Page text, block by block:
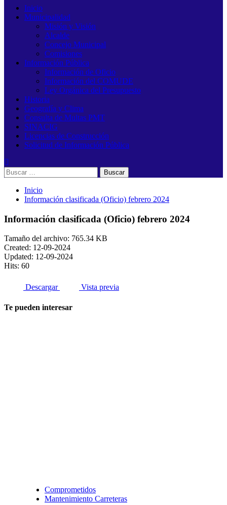
Inicio
Municipalidad
Misión y Visión
Alcalde
Concejo Municipal
Comisiones
Información Pública
Información de Oficio
Información del COMUDE
Ley Orgánica del Presupuesto
Historia
Geografía y Clima
Consulta de Multas PMT
SINACIG
Licencias de Construcción
Solicitud de Información Pública
Buscar:
Inicio
Información clasificada (Oficio) febrero 2024
Información clasificada (Oficio) febrero 2024
Tamaño del archivo: 765.34 KB
Created: 12-09-2024
Updated: 12-09-2024
Hits: 60
Descargar Vista previa
Te pueden interesar
Comprometidos
Mantenimiento Carreteras